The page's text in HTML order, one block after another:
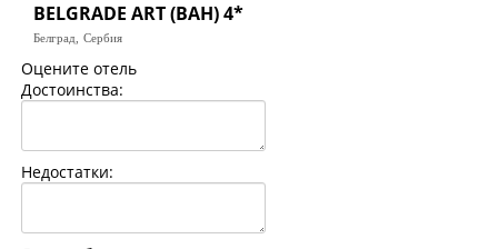
Цены дня
Страны
BELGRADE ART (BAH) 4*
Белград, Сербия
Оцените отель
Достоинства:
Недостатки: